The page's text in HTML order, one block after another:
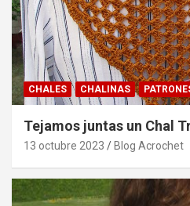
CHALES CHALINAS
Tejamos juntas un Chal
13 octubre 2023 Blog Acrochet